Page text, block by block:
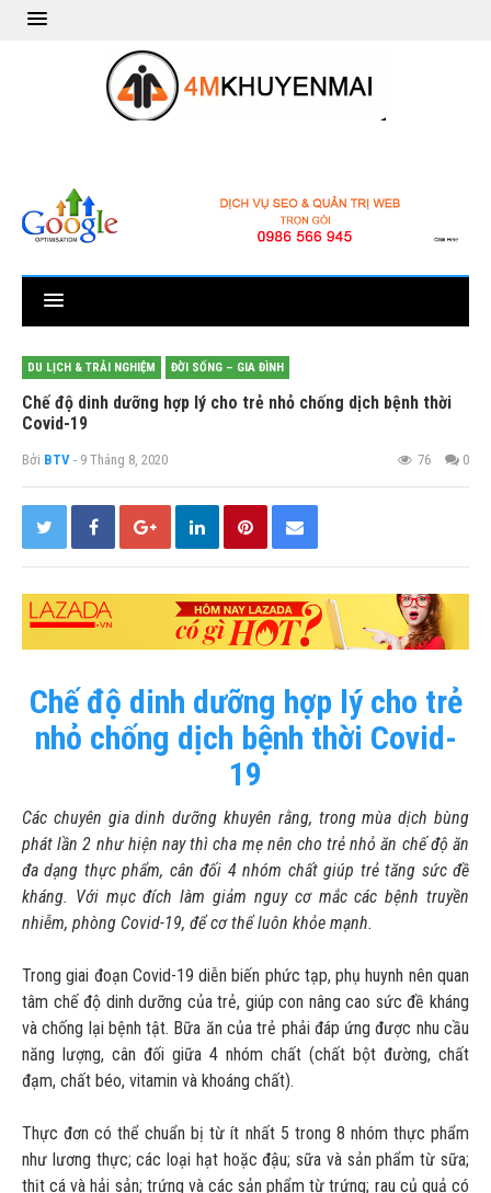
DU LỊCH & TRẢI NGHIỆM ĐỜI SỐNG – GIA ĐÌNH
Chế độ dinh dưỡng hợp lý cho trẻ nhỏ chống dịch bệnh thời
Covid-19
Bởi BTV - 9 Tháng 8, 2020 76 0
Chế độ dinh dưỡng hợp lý cho trẻ
nhỏ chống dịch bệnh thời Covid-
19
Các chuyên gia dinh dưỡng khuyên rằng, trong mùa dịch bùng
phát lần 2 như hiện nay thì cha mẹ nên cho trẻ nhỏ ăn chế độ ăn
đa dạng thực phẩm, cân đối 4 nhóm chất giúp trẻ tăng sức đề
kháng. Với mục đích làm giảm nguy cơ mắc các bệnh truyền
nhiễm, phòng Covid-19, để cơ thể luôn khỏe mạnh.
Trong giai đoạn Covid-19 diễn biến phức tạp, phụ huynh nên quan
tâm chế độ dinh dưỡng của trẻ, giúp con nâng cao sức đề kháng
và chống lại bệnh tật. Bữa ăn của trẻ phải đáp ứng được nhu cầu
năng lượng, cân đối giữa 4 nhóm chất (chất bột đường, chất
đạm, chất béo, vitamin và khoáng chất).
Thực đơn có thể chuẩn bị từ ít nhất 5 trong 8 nhóm thực phẩm
như lương thực; các loại hạt hoặc đậu; sữa và sản phẩm từ sữa;
thịt cá và hải sản; trứng và các sản phẩm từ trứng; rau củ quả có